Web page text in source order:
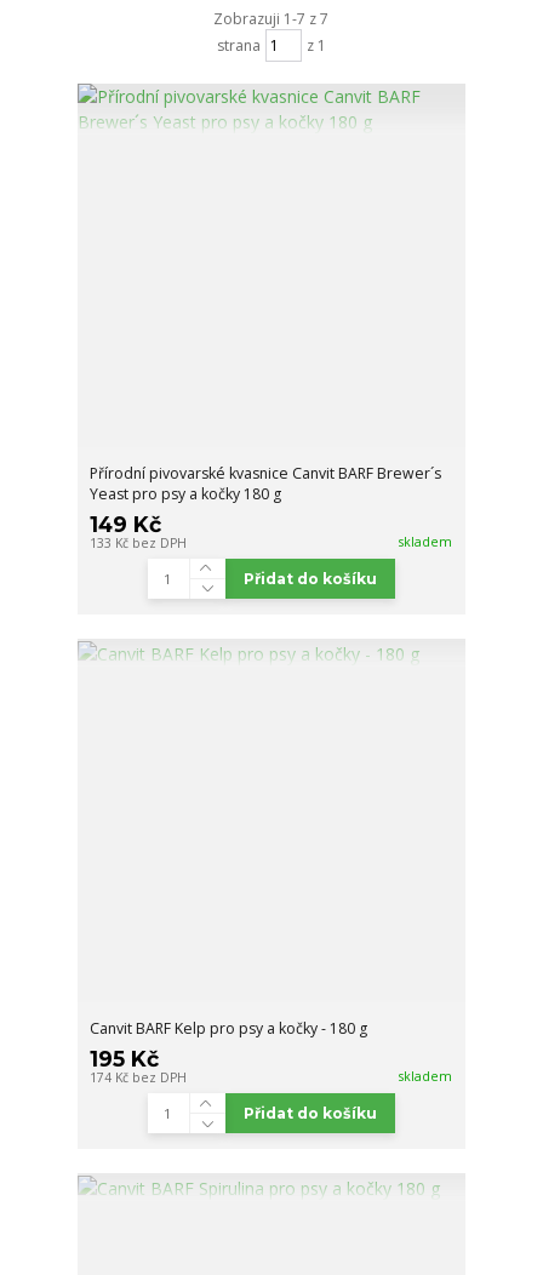
Zobrazuji 1-7 z 7
strana
z 1
Přírodní pivovarské kvasnice Canvit BARF Brewer´s
Yeast pro psy a kočky 180 g
149 Kč
133 Kč bez DPH skladem
Přidat do košíku
Canvit BARF Kelp pro psy a kočky - 180 g
195 Kč
174 Kč bez DPH skladem
Přidat do košíku